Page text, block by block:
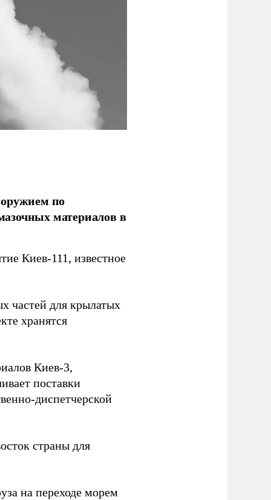
по
материалов в
Киев-111, известное
частей для крылатых
хранятся
Киев-3,
поставки
диспетчерской
страны для
на переходе морем